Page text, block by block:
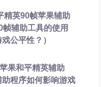
精英90帧苹果辅助
帧辅助工具的使用
公平性？）
果和平精英辅助
助程序如何影响游戏